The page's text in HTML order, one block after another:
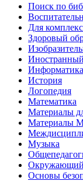
Поиск по
Для
Здоровый
Информатика
История
Логопедия
Математика
Материалы
Материалы
Музыка
Основы